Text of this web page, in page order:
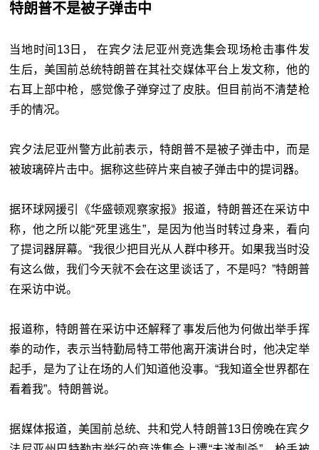
特朗普不是被子弹击中
当地时间13日， 在宾夕法尼亚州竞选集会现场枪击事件发
生后，美国前总统特朗普在其社交媒体平台上发文称，他的
右耳上部中枪，感觉像子弹穿过了皮肤。但目前尚不清楚枪
手的情况。
宾夕法尼亚州警方此前表示，特朗普不是被子弹击中，而是
被玻璃碎片击中。据称这些碎片来自被子弹击中的提词器。
据环球网援引《华盛顿观察家报》报道，特朗普还在采访中
称，他之所以能“死里逃生”，是因为他当时转过身来，看向
了提词器屏幕。“我很少把目光从人群中移开。如果我当时没
有这么做，我们今天就不会在这里谈话了，不是吗？”特朗普
在采访中说。
报道称，特朗普在采访中还解释了事发后他为何做出举手挥
拳的动作，表示当特勤局特工带他离开演讲台时，他决定举
起手，是为了让在场的人们知道他没事。“我知道全世界都在
看着我”。特朗普说。
据媒体报道，美国前总统、共和党人特朗普13日傍晚在宾夕